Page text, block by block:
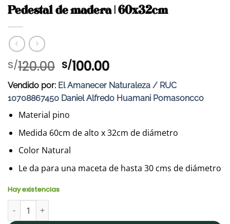
Pedestal de madera | 60x32cm
S/120.00 El
precio
original
era:
S/120.00.
S/100.00El
precio
actual
es:
Vendido por: El Amanecer Naturaleza / RUC
10708867450 Daniel Alfredo Huamani Pomasoncco
Material pino
Medida 60cm de alto x 32cm de diámetro
Color Natural
Le da para una maceta de hasta 30 cms de diámetro
Hay existencias
Pedestal de madera | 60x32cm cantidad